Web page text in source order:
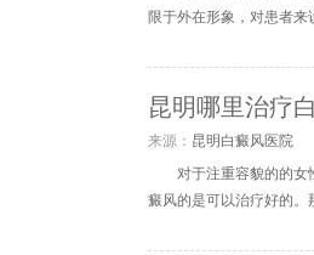
限于外在形象，对患者
昆明哪里治疗
来源： 昆明白癜风医院
对于注重容貌的的女
癜风的是可以治疗好的。